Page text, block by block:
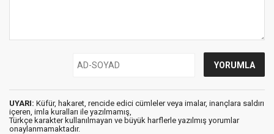
UYARI: Küfür, hakaret, rencide edici cümleler veya imalar, inançlara saldırı
içeren, imla kuralları ile yazılmamış,
Türkçe karakter kullanılmayan ve büyük harflerle yazılmış yorumlar
onaylanmamaktadır.